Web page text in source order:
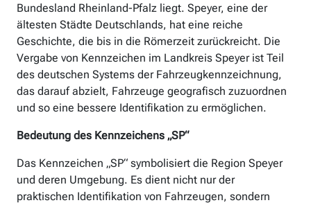
Bundesland Rheinland-Pfalz liegt. Speyer, eine der
ältesten Städte Deutschlands, hat eine reiche
Geschichte, die bis in die Römerzeit zurückreicht. Die
Vergabe von Kennzeichen im Landkreis Speyer ist Teil
des deutschen Systems der Fahrzeugkennzeichnung,
das darauf abzielt, Fahrzeuge geografisch zuzuordnen
und so eine bessere Identifikation zu ermöglichen.
Bedeutung des Kennzeichens „SP“
Das Kennzeichen „SP“ symbolisiert die Region Speyer
und deren Umgebung. Es dient nicht nur der
praktischen Identifikation von Fahrzeugen, sondern